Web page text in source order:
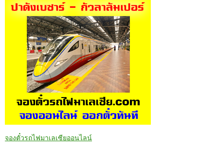
จองตั๋วรถไฟมาเลเซียออนไลน์